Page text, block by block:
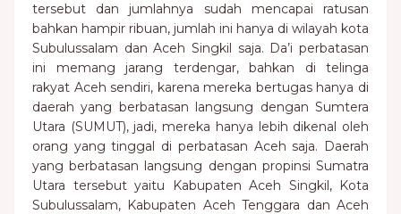
tersebut dan jumlahnya sudah mencapai ratusan
bahkan hampir ribuan, jumlah ini hanya di wilayah kota
Subulussalam dan Aceh Singkil saja. Da’i perbatasan
ini memang jarang terdengar, bahkan di telinga
rakyat Aceh sendiri, karena mereka bertugas hanya di
daerah yang berbatasan langsung dengan Sumtera
Utara (SUMUT), jadi, mereka hanya lebih dikenal oleh
orang yang tinggal di perbatasan Aceh saja. Daerah
yang berbatasan langsung dengan propinsi Sumatra
Utara tersebut yaitu Kabupaten Aceh Singkil, Kota
Subulussalam, Kabupaten Aceh Tenggara dan Aceh